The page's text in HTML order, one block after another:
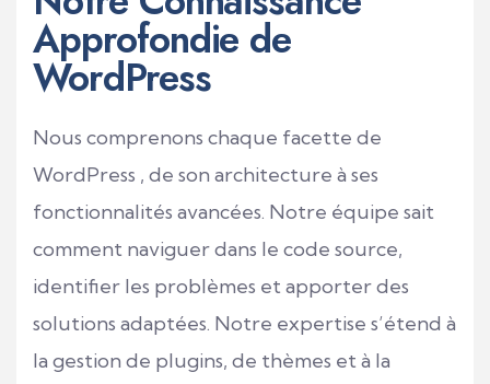
Approfondie de
WordPress
Nous comprenons chaque facette de
WordPress , de son architecture à ses
fonctionnalités avancées. Notre équipe sait
comment naviguer dans le code source,
identifier les problèmes et apporter des
solutions adaptées. Notre expertise s’étend à
la gestion de plugins, de thèmes et à la